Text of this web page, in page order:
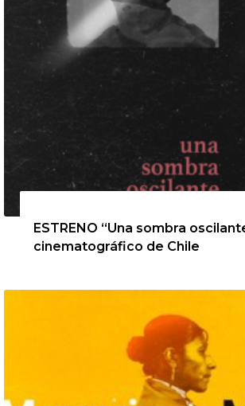
ESTRENO “Una sombra
cinematográfico de Chile